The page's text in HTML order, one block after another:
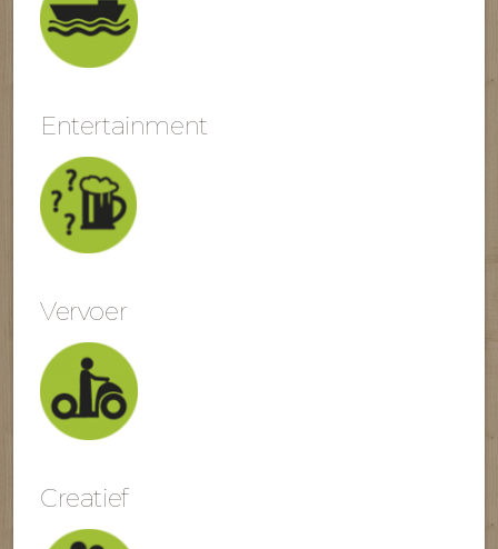
Entertainment
Vervoer
Creatief